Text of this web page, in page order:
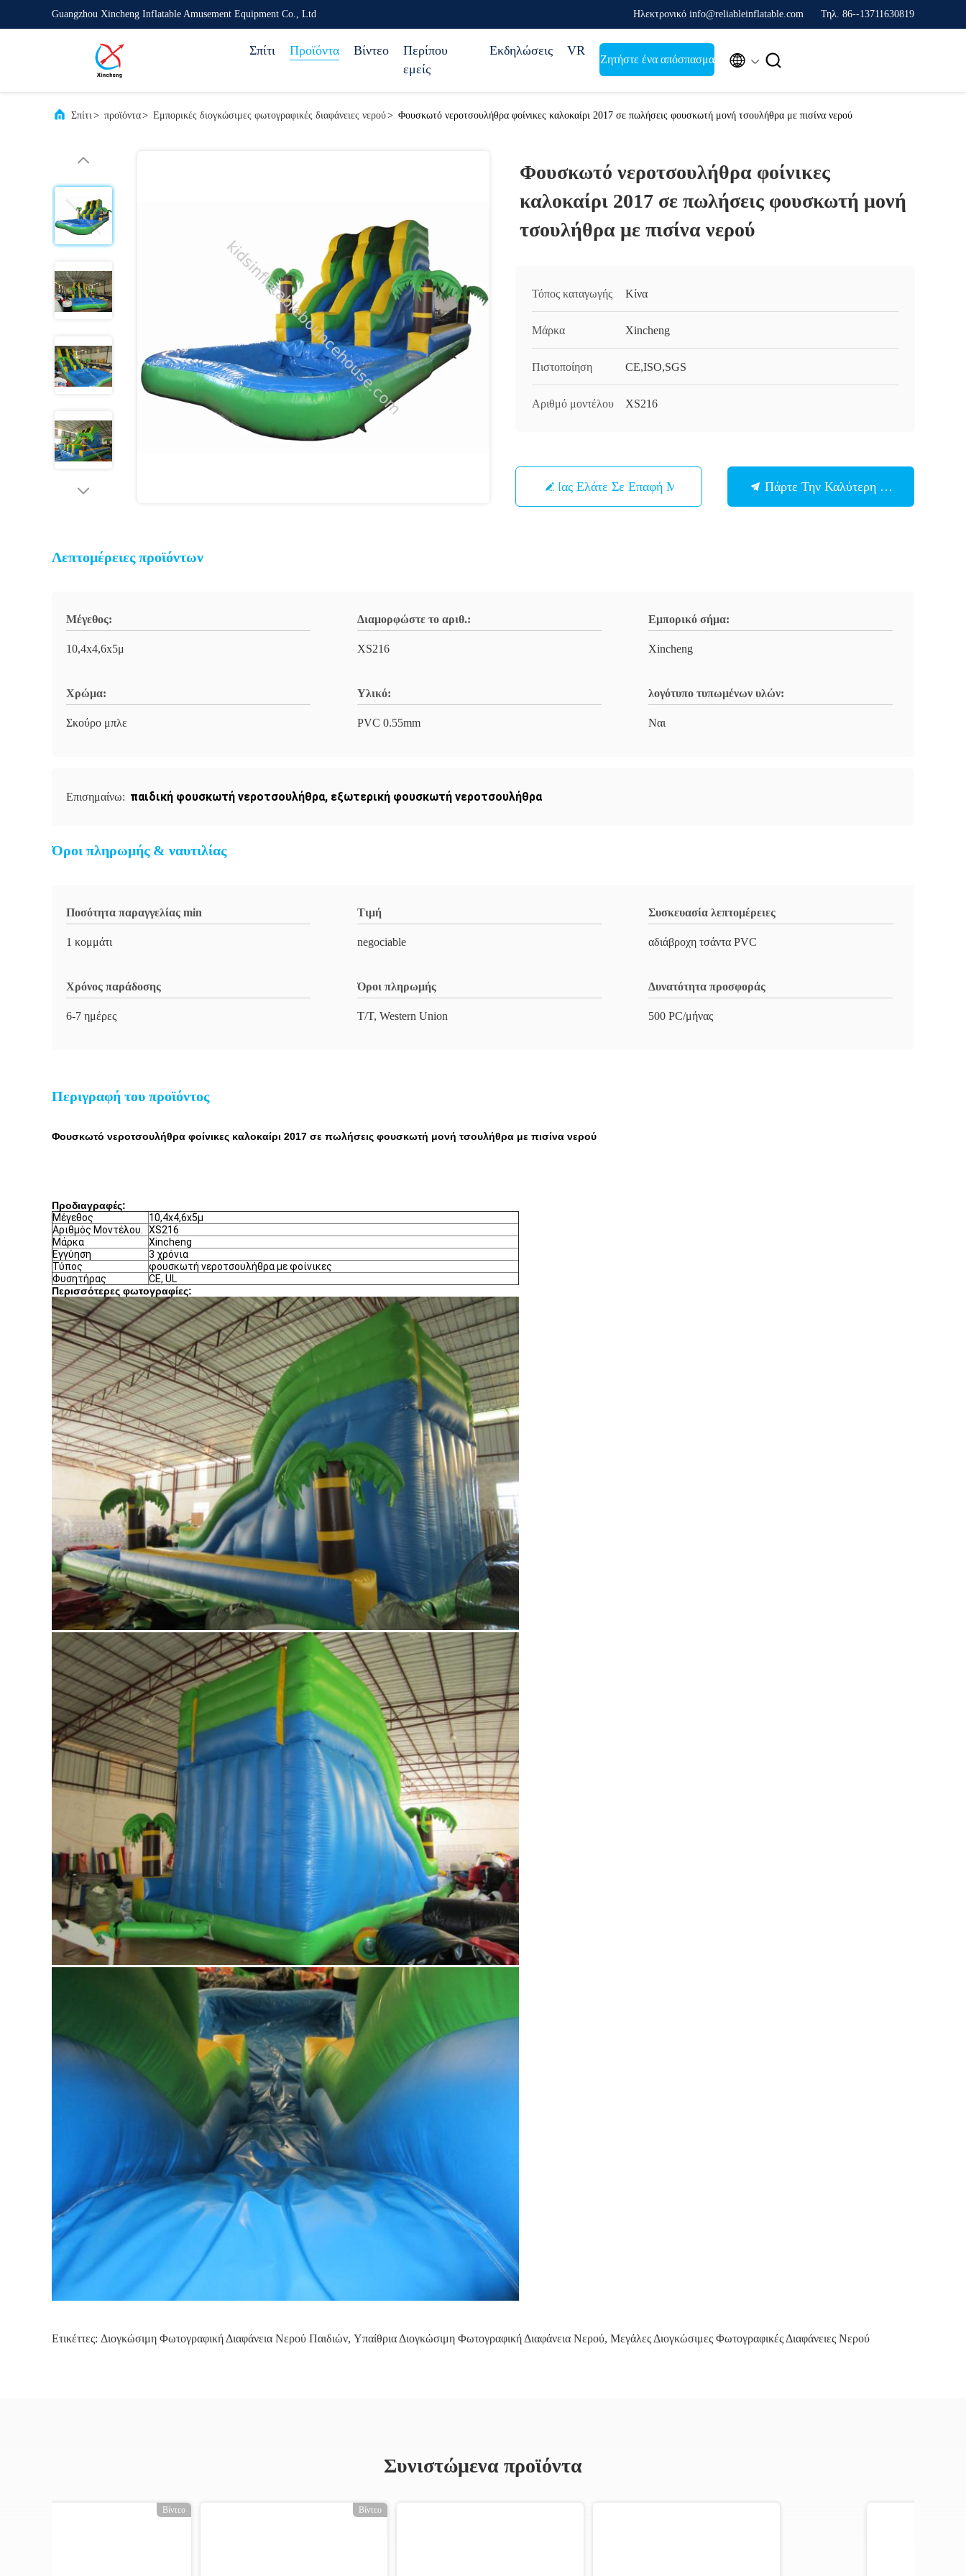
Guangzhou Xincheng Inflatable Amusement Equipment Co., Ltd Ηλεκτρονικό info@reliableinflatable.com Τηλ. 86--13711630819
Σπίτι Προϊόντα Βίντεο
Περίπου
εμείς
Εκδηλώσεις VR
Ζητήστε ένα απόσπασμα  
Σπίτι> προϊόντα> Εμπορικές διογκώσιμες φωτογραφικές διαφάνειες νερού> Φουσκωτό νεροτσουλήθρα φοίνικες καλοκαίρι 2017 σε πωλήσεις φουσκωτή μονή τσουλήθρα με πισίνα νερού
Φουσκωτό νεροτσουλήθρα φοίνικες
καλοκαίρι 2017 σε πωλήσεις φουσκωτή μονή
τσουλήθρα με πισίνα νερού
Τόπος καταγωγής Κίνα
Μάρκα Xincheng
Πιστοποίηση CE,ISO,SGS
Αριθμό μοντέλου XS216
Μας Ελάτε Σε Επαφή Με Πάρτε Την Καλύτερη Τιμή
Λεπτομέρειες προϊόντων
Μέγεθος:
10,4x4,6x5μ
Διαμορφώστε το αριθ.:
XS216
Εμπορικό σήμα:
Xincheng
Χρώμα:
Σκούρο μπλε
Υλικό:
PVC 0.55mm
λογότυπο τυπωμένων υλών:
Ναι
Επισημαίνω: παιδική φουσκωτή νεροτσουλήθρα, εξωτερική φουσκωτή νεροτσουλήθρα
Όροι πληρωμής & ναυτιλίας
Ποσότητα παραγγελίας min
1 κομμάτι
Τιμή
negociable
Συσκευασία λεπτομέρειες
αδιάβροχη τσάντα PVC
Χρόνος παράδοσης
6-7 ημέρες
Όροι πληρωμής
T/T, Western Union
Δυνατότητα προσφοράς
500 PC/μήνας
Περιγραφή του προϊόντος
Φουσκωτό νεροτσουλήθρα φοίνικες καλοκαίρι 2017 σε πωλήσεις φουσκωτή μονή τσουλήθρα με πισίνα νερού
Προδιαγραφές:
Μέγεθος
10,4x4,6x5μ
Αριθμός Μοντέλου.
XS216
Μάρκα
Xincheng
Εγγύηση
3 χρόνια
Τύπος
φουσκωτή νεροτσουλήθρα με φοίνικες
Φυσητήρας
CE, UL
Περισσότερες φωτογραφίες:
Ετικέττες: Διογκώσιμη Φωτογραφική Διαφάνεια Νερού Παιδιών, Υπαίθρια Διογκώσιμη Φωτογραφική Διαφάνεια Νερού, Μεγάλες Διογκώσιμες Φωτογραφικές Διαφάνειες Νερού
Συνιστώμενα προϊόντα